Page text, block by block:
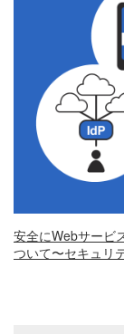
安全にWebサービ
ついて〜セキュリ